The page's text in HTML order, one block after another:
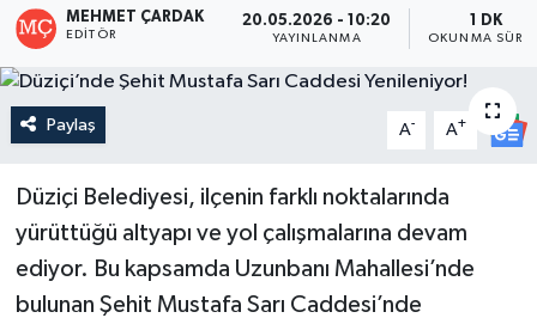
MEHMET ÇARDAK
EDITÖR
20.05.2026 - 10:20
YAYINLANMA
1 DK
OKUNMA
Paylaş A- A+
Düziçi Belediyesi, ilçenin farklı noktalarında
yürüttüğü altyapı ve yol çalışmalarına devam
ediyor. Bu kapsamda Uzunbanı Mahallesi’nde
bulunan Şehit Mustafa Sarı Caddesi’nde